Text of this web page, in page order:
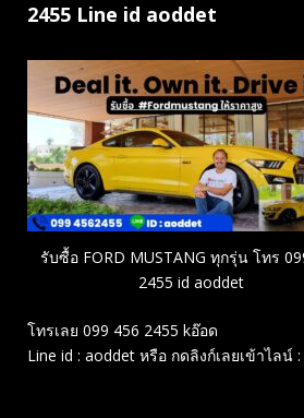
2455 Line id aoddet
รับซื้อ FORD MUSTANG ทุกรุ่น โทร
2455 id aoddet
โทรเลย 099 456 2455 kอ๊อด
Line id : aoddet หรือ กดลิงก์เลยเข้าไลน์ :